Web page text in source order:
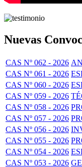
Nuevas
CAS Nº 062 - 2026
CAS Nº 061 - 2026
CAS Nº 060 - 2026
CAS Nº 059 - 2026
CAS Nº 058 - 2026
CAS Nº 057 - 2026
CAS Nº 056 - 2026
CAS Nº 055 - 2026
CAS Nº 054 - 2026
CAS Nº 053 - 2026